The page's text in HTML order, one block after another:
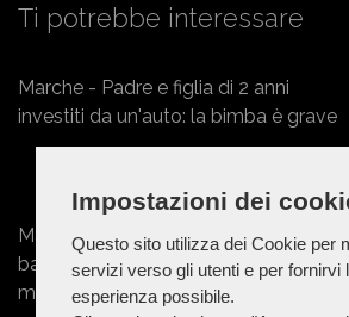
Impostazioni dei
Questo sito utilizza dei Cookie per
servizi verso gli utenti e per fornirvi
esperienza possibile.
Ti potrebbe interessare
Marche - Padre e figlia di 2 anni
investiti da un'auto: la bimba è grave
Marche - A 19 anni si toglie la vita in
bagno: cinque anni fa la mamma era
morta in circostanze analoghe